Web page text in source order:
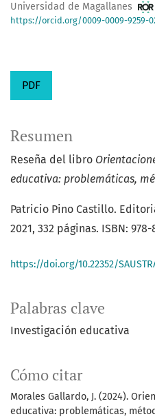
Universidad de Magallanes
https://orcid.org/0009-0009-9259-
PDF
Palabras clave
Investigación educativa
Cómo citar
Morales Gallardo, J. (2024).
educativa: problemáticas,
Resumen
Reseña del libro
educativa: problemáticas,
Patricio Pino Castillo.
2021, 332 páginas. ISBN:
https://doi.org/10.22352/